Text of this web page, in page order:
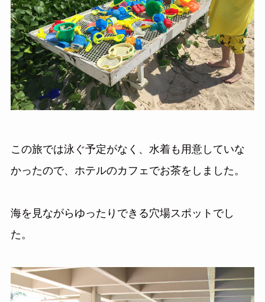
この旅では泳ぐ予定がなく、水着も用意していな
かったので、ホテルのカフェでお茶をしました。
海を見ながらゆったりできる穴場スポットでし
た。